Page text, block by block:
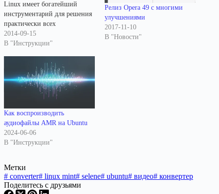
Linux имеет богатейший
инструментарий для решения
практически всех
пользовательских задач. Более
того, в отличии от винды, вы
операционную систему, а весь
комплекс программ, которыми
можно легко и гибко
управлять, добавляя или
Но многие файлы, с которыми
нам приходится работать,…
2014-09-15
В "Инструкции"
Релиз Opera 49 с многими
улучшениями
2017-11-10
В "Новости"
Как воспроизводить
аудиофайлы AMR на Ubuntu
2024-06-06
В "Инструкции"
Метки
# converter# linux mint# selene# ubuntu# видео# конвертер
Поделитесь с друзьями